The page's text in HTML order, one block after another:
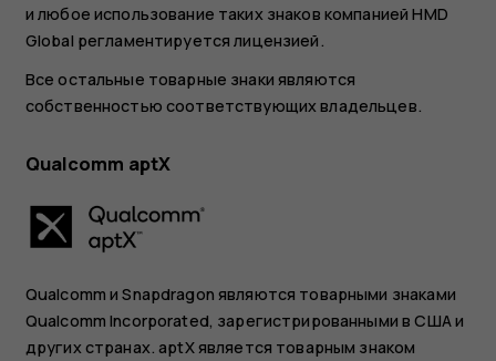
и любое использование таких знаков компанией HMD
Global регламентируется лицензией.
Все остальные товарные знаки являются
собственностью соответствующих владельцев.
Qualcomm aptX
Qualcomm и Snapdragon являются товарными знаками
Qualcomm Incorporated, зарегистрированными в США и
других странах. aptX является товарным знаком